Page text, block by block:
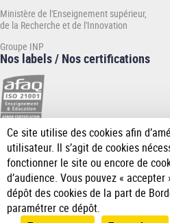
Ministère de l'Enseignement supérieur,
de la Recherche et de l'Innovation
Groupe INP
Nos labels / Nos certifications
Ce site utilise des cookies afin
utilisateur. Il s’agit de cookies
fonctionner le site ou encore de
d’audience. Vous pouvez « accepter
dépôt des cookies de la part de
paramétrer ce dépôt.